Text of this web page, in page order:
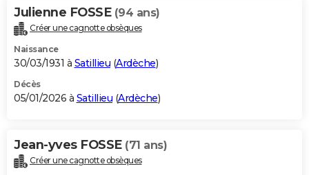
Julienne FOSSE (94 ans)
Créer une cagnotte obsèques
Naissance
30/03/1931 à Satillieu (Ardèche)
Décès
05/01/2026 à Satillieu (Ardèche)
Jean-yves FOSSE (71 ans)
Créer une cagnotte obsèques